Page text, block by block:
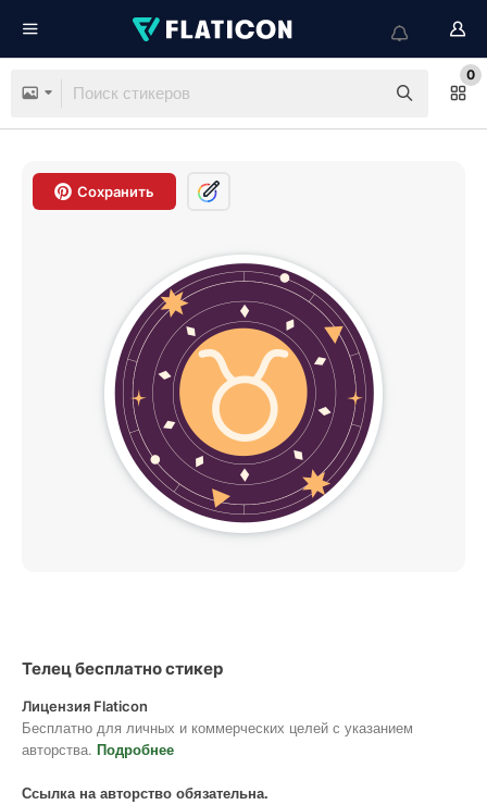
0
Сохранить
Телец бесплатно стикер
Лицензия Flaticon
Бесплатно для личных и коммерческих целей с указанием
авторства. Подробнее
Ссылка на авторство обязательна.